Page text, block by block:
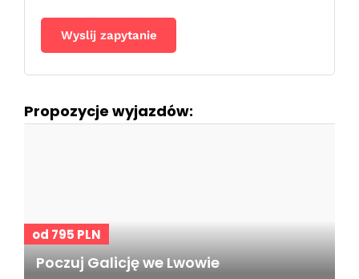
Propozycje wyjazdów:
od 795 PLN
Poczuj Galicję we Lwowie